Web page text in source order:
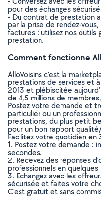
pour des échanges
- Du contrat de prestation
par la prise de rendez-
factures : utilisez nos
prestation.
Comment fonctionne
AlloVoisins c’est la
prestations de services et
2013 et plébiscitée
de 4,5 millions de
Postez votre demande et
particulier ou un
prestations, du plus petit
pour un bon rapport
Facilitez votre quotidien en
1. Postez votre demande :
secondes.
2. Recevez des réponses
professionnels en quelques
3. Echangez avec les
sécurisée et faites votre
C’est gratuit et sans